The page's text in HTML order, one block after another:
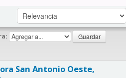
San Antonio Oeste,